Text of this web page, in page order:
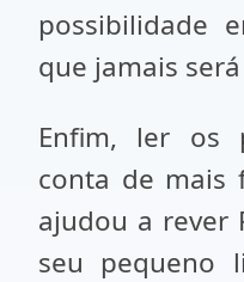
possibilidade
que jamais
Enfim, ler os
conta de mais
ajudou a rever
seu pequeno